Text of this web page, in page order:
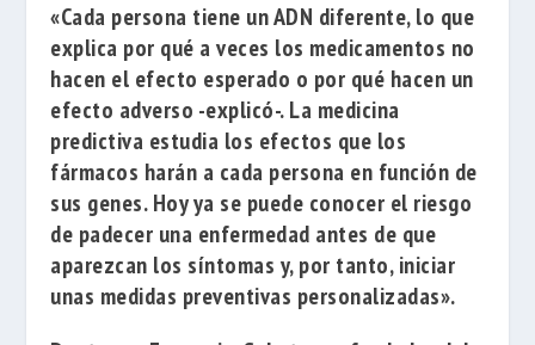
«Cada persona tiene un ADN diferente, lo que
explica por qué a veces los medicamentos no
hacen el efecto esperado o por qué hacen un
efecto adverso -explicó-. La medicina
predictiva estudia los efectos que los
fármacos harán a cada persona en función de
sus genes. Hoy ya se puede conocer el riesgo
de padecer una enfermedad antes de que
aparezcan los síntomas y, por tanto, iniciar
unas medidas preventivas personalizadas».